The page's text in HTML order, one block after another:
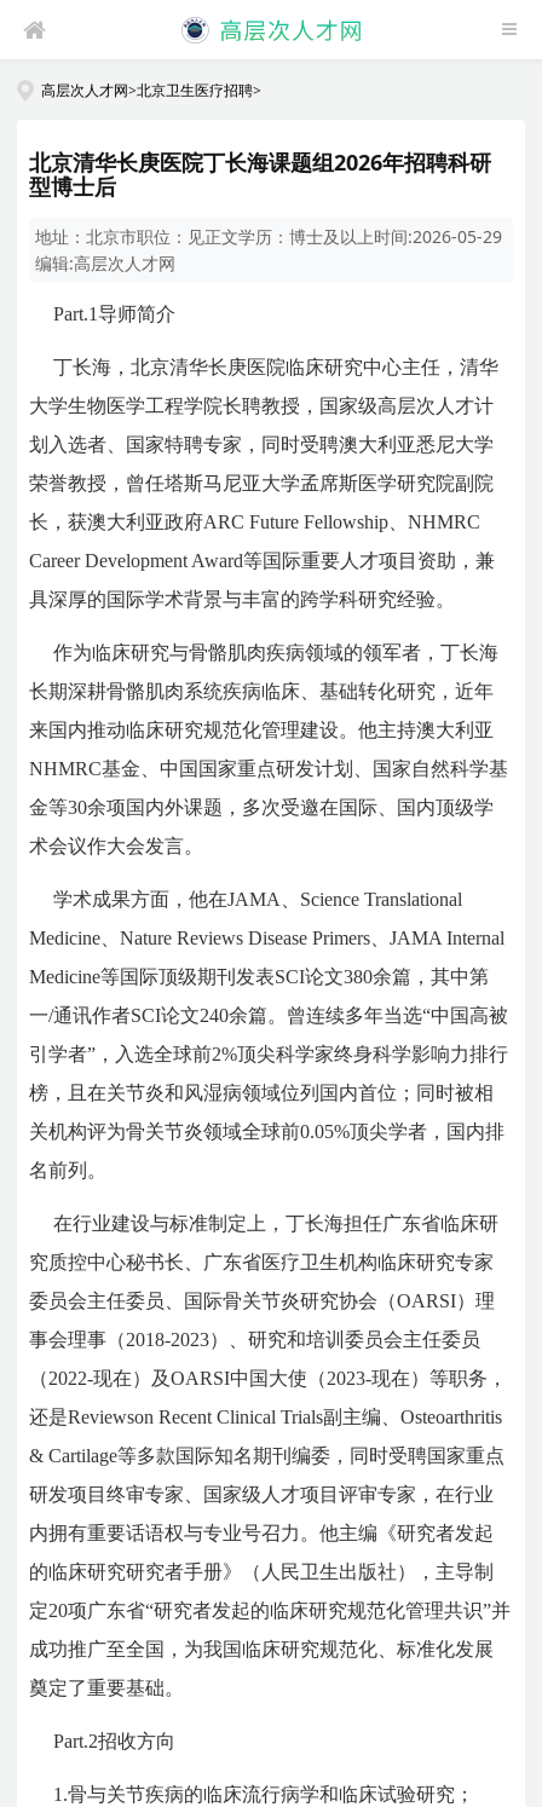
高层次人才网>北京卫生医疗招聘>
北京清华长庚医院丁长海课题组2026年招聘科研
型博士后
地址：北京市职位： 见正文学历：博士及以上时间:2026-05-29
编辑:高层次人才网
Part.1导师简介
丁长海，北京清华长庚医院临床研究中心主任，清华
大学生物医学工程学院长聘教授，国家级高层次人才计
划入选者、国家特聘专家，同时受聘澳大利亚悉尼大学
荣誉教授，曾任塔斯马尼亚大学孟席斯医学研究院副院
长，获澳大利亚政府ARC Future Fellowship、NHMRC
Career Development Award等国际重要人才项目资助，兼
具深厚的国际学术背景与丰富的跨学科研究经验。
作为临床研究与骨骼肌肉疾病领域的领军者，丁长海
长期深耕骨骼肌肉系统疾病临床、基础转化研究，近年
来国内推动临床研究规范化管理建设。他主持澳大利亚
NHMRC基金、中国国家重点研发计划、国家自然科学基
金等30余项国内外课题，多次受邀在国际、国内顶级学
术会议作大会发言。
学术成果方面，他在JAMA、Science Translational
Medicine、Nature Reviews Disease Primers、JAMA Internal
Medicine等国际顶级期刊发表SCI论文380余篇，其中第
一/通讯作者SCI论文240余篇。曾连续多年当选“中国高被
引学者”，入选全球前2%顶尖科学家终身科学影响力排行
榜，且在关节炎和风湿病领域位列国内首位；同时被相
关机构评为骨关节炎领域全球前0.05%顶尖学者，国内排
名前列。
在行业建设与标准制定上，丁长海担任广东省临床研
究质控中心秘书长、广东省医疗卫生机构临床研究专家
委员会主任委员、国际骨关节炎研究协会（OARSI）理
事会理事（2018-2023）、研究和培训委员会主任委员
（2022-现在）及OARSI中国大使（2023-现在）等职务，
还是Reviewson Recent Clinical Trials副主编、Osteoarthritis
& Cartilage等多款国际知名期刊编委，同时受聘国家重点
研发项目终审专家、国家级人才项目评审专家，在行业
内拥有重要话语权与专业号召力。他主编《研究者发起
的临床研究研究者手册》（人民卫生出版社），主导制
定20项广东省“研究者发起的临床研究规范化管理共识”并
成功推广至全国，为我国临床研究规范化、标准化发展
奠定了重要基础。
Part.2招收方向
1.骨与关节疾病的临床流行病学和临床试验研究；